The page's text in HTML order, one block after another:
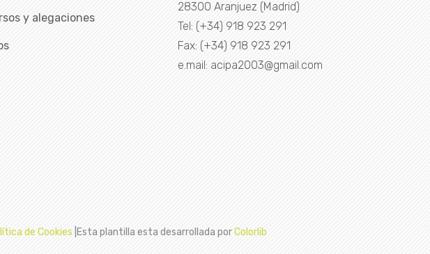
y alegaciones
28300 Aranjuez (Madrid)
Tel: (+34) 918 923 291
Fax: (+34) 918 923 291
e.mail: acipa2003@gmail.com
de Cookies |Esta plantilla esta desarrollada porColorlib